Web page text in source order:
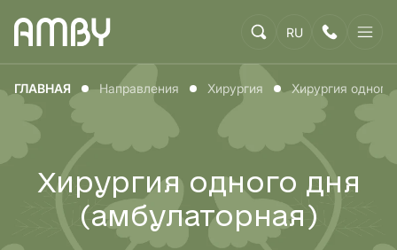
RU
ГЛАВНАЯ Направления Хирургия Хирургия
Хирургия одного дня
(амбулаторная)